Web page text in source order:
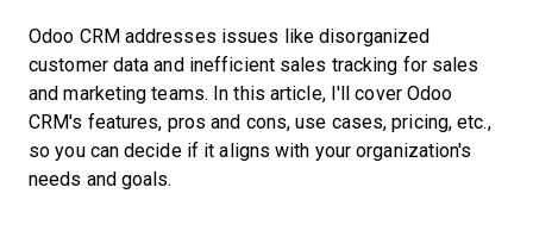
Odoo CRM addresses issues like disorganized
customer data and inefficient sales tracking for sales
and marketing teams. In this article, I'll cover Odoo
CRM's features, pros and cons, use cases, pricing, etc.,
so you can decide if it aligns with your organization's
needs and goals.